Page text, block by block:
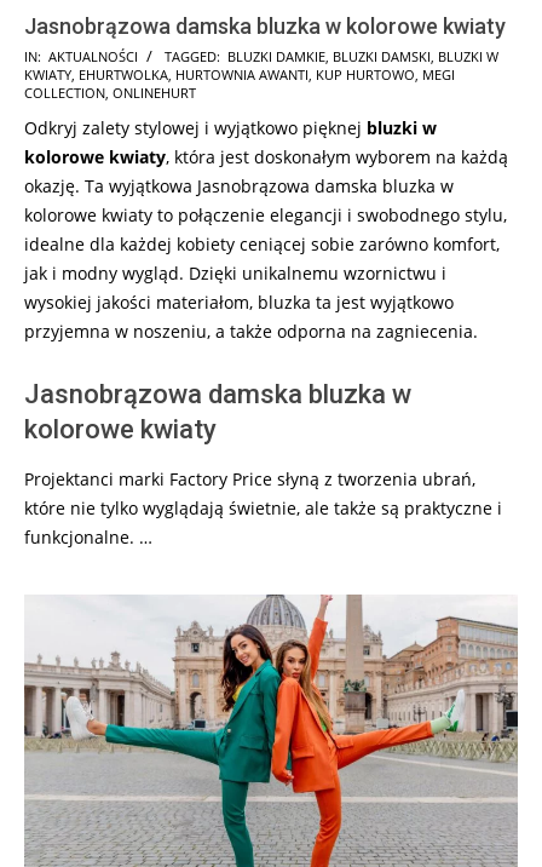
Jasnobrązowa damska bluzka w kolorowe kwiaty
2024-
12-
IN: AKTUALNOŚCI TAGGED: BLUZKI DAMKIE, BLUZKI DAMSKI, BLUZKI W
KWIATY, EHURTWOLKA, HURTOWNIA AWANTI, KUP HURTOWO, MEGI
COLLECTION, ONLINEHURT
Odkryj zalety stylowej i wyjątkowo pięknej bluzki w
kolorowe kwiaty, która jest doskonałym wyborem na każdą
okazję. Ta wyjątkowa Jasnobrązowa damska bluzka w
kolorowe kwiaty to połączenie elegancji i swobodnego stylu,
idealne dla każdej kobiety ceniącej sobie zarówno komfort,
jak i modny wygląd. Dzięki unikalnemu wzornictwu i
wysokiej jakości materiałom, bluzka ta jest wyjątkowo
przyjemna w noszeniu, a także odporna na zagniecenia.
Jasnobrązowa damska bluzka w
kolorowe kwiaty
Projektanci marki Factory Price słyną z tworzenia ubrań,
które nie tylko wyglądają świetnie, ale także są praktyczne i
funkcjonalne. …